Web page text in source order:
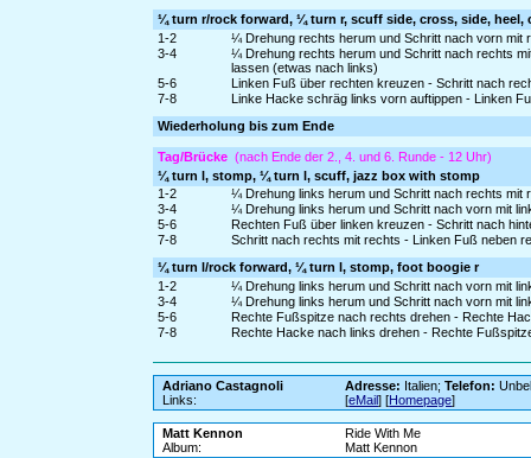
¼ turn r/rock forward, ¼ turn r, scuff side, cross, side, heel,
1-2
¼ Drehung rechts herum und Schritt nach vorn mit
3-4
¼ Drehung rechts herum und Schritt nach rechts
lassen (etwas nach links)
5-6
Linken Fuß über rechten kreuzen - Schritt nach
7-8
Linke Hacke schräg links vorn auftippen - Linken
Wiederholung bis zum Ende
Tag/Brücke (nach Ende der 2., 4. und 6. Runde - 12 Uhr)
¼ turn l, stomp, ¼ turn l, scuff, jazz box with stomp
1-2
¼ Drehung links herum und Schritt nach rechts
3-4
¼ Drehung links herum und Schritt nach vorn mit
5-6
Rechten Fuß über linken kreuzen - Schritt nach
7-8
Schritt nach rechts mit rechts - Linken Fuß neben
¼ turn l/rock forward, ¼ turn l, stomp, foot boogie r
1-2
¼ Drehung links herum und Schritt nach vorn mit
3-4
¼ Drehung links herum und Schritt nach vorn mit
5-6
Rechte Fußspitze nach rechts drehen - Rechte
7-8
Rechte Hacke nach links drehen - Rechte
Adriano Castagnoli Adresse: Italien;Telefon:
Links:
[eMail] [Homepage]
Matt Kennon
Ride With Me
Album:
Matt Kennon